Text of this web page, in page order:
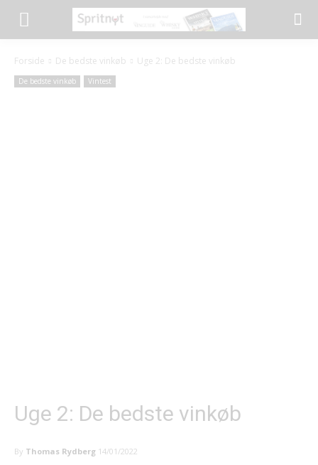
Forside De bedste vinkøb Uge 2: De bedste vinkøb
De bedste vinkøb Vintest
Uge 2: De bedste vinkøb
By Thomas Rydberg 14/01/2022